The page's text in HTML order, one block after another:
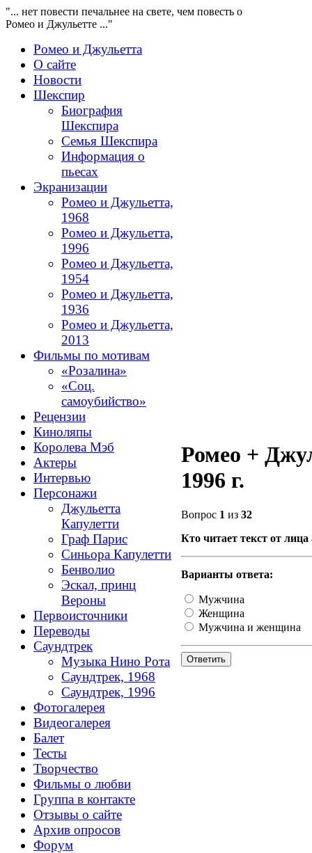
"... нет повести печальнее на свете, чем повесть о
Ромео и Джульетте ..."
Ромео и Джульетта
О сайте
Новости
Шекспир
Биография
Шекспира
Семья Шекспира
Информация о
пьесах
Экранизации
Ромео и Джульетта,
1968
Ромео и Джульетта,
1996
Ромео и Джульетта,
1954
Ромео и Джульетта,
1936
Ромео и Джульетта,
2013
Фильмы по мотивам
«Розалина»
«Соц.
самоубийство»
Рецензии
Киноляпы
Королева Мэб
Актеры
Интервью
Персонажи
Джульетта
Капулетти
Граф Парис
Синьора Капулетти
Бенволио
Эскал, принц
Вероны
Первоисточники
Переводы
Саундтрек
Музыка Нино Рота
Саундтрек, 1968
Саундтрек, 1996
Фотогалерея
Видеогалерея
Балет
Тесты
Творчество
Фильмы о любви
Группа в контакте
Отзывы о сайте
Архив опросов
Форум
Ромео +
1996 г.
Вопрос 1 из 32
Кто читает текст от лица
Варианты ответа:
Мужчина
Женщина
Мужчина и женщина